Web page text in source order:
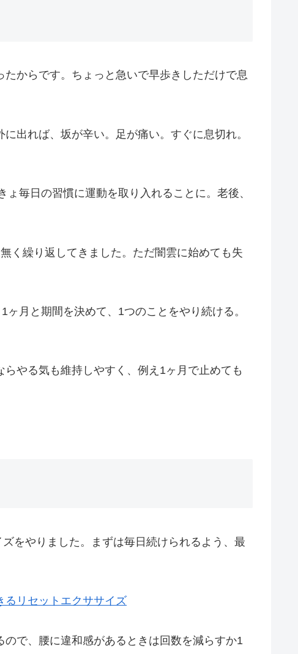
からです。ちょっと急いで早歩きしただけで息
出れば、坂が辛い。足が痛い。すぐに息切れ。
毎日の習慣に運動を取り入れることに。老後、
く繰り返してきました。ただ闇雲に始めても失
月と期間を決めて、1つのことをやり続ける。
やる気も維持しやすく、例え1ヶ月で止めても
をやりました。まずは毎日続けられるよう、最
るリセットエクササイズ
で、腰に違和感があるときは回数を減らすか1